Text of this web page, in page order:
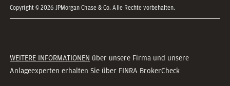
Copyright © 2026 JPMorgan Chase & Co. Alle Rechte vorbehalten.
WEITERE INFORMATIONEN über unsere Firma und unsere
Anlageexperten erhalten Sie über FINRA BrokerCheck